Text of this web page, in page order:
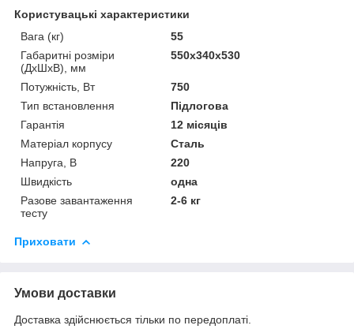
Користувацькі характеристики
Вага (кг)
55
Габаритні розміри
(ДхШхВ), мм
550х340х530
Потужність, Вт
750
Тип встановлення
Підлогова
Гарантія
12 місяців
Матеріал корпусу
Сталь
Напруга, В
220
Швидкість
одна
Разове завантаження
тесту
2-6 кг
Приховати
Умови доставки
Доставка здійснюється тільки по передоплаті.